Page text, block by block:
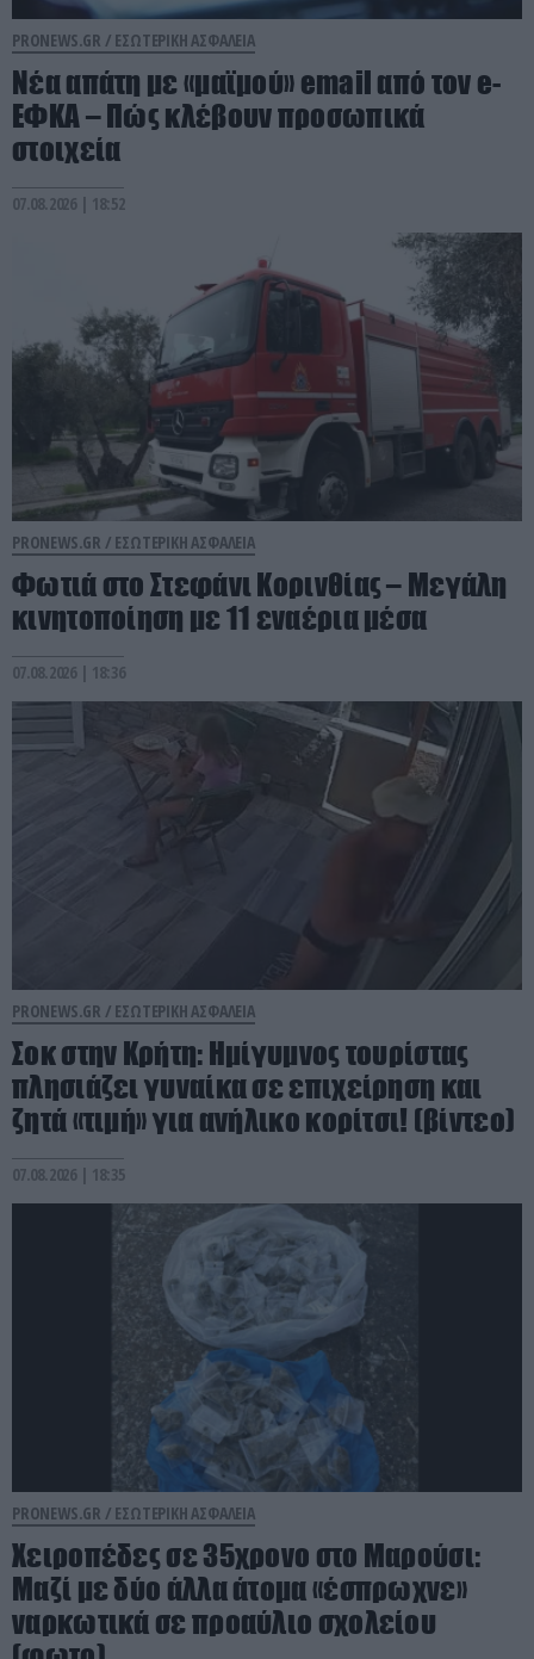
PRONEWS.GR / ΕΣΩΤΕΡΙΚΗ ΑΣΦΑΛΕΙΑ
Νέα απάτη με «μαϊμού» email από τον e-
ΕΦΚΑ – Πώς κλέβουν προσωπικά
στοιχεία
07.08.2026 | 18:52
PRONEWS.GR / ΕΣΩΤΕΡΙΚΗ ΑΣΦΑΛΕΙΑ
Φωτιά στο Στεφάνι Κορινθίας – Μεγάλη
κινητοποίηση με 11 εναέρια μέσα
07.08.2026 | 18:36
PRONEWS.GR / ΕΣΩΤΕΡΙΚΗ ΑΣΦΑΛΕΙΑ
Σοκ στην Κρήτη: Ημίγυμνος τουρίστας
πλησιάζει γυναίκα σε επιχείρηση και
ζητά «τιμή» για ανήλικο κορίτσι! (βίντεο)
07.08.2026 | 18:35
PRONEWS.GR / ΕΣΩΤΕΡΙΚΗ ΑΣΦΑΛΕΙΑ
Χειροπέδες σε 35χρονο στο Μαρούσι:
Μαζί με δύο άλλα άτομα «έσπρωχνε»
ναρκωτικά σε προαύλιο σχολείου